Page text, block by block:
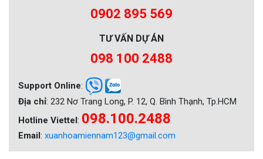
0902 895 569
TƯ VẤN DỰ ÁN
098 100 2488
Support Online:
Địa chỉ: 232 Nơ Trang Long, P. 12, Q. Bình Thạnh, Tp.HCM
Hotline Viettel: 098.100.2488
Email: xuanhoamiennam123@gmail.com